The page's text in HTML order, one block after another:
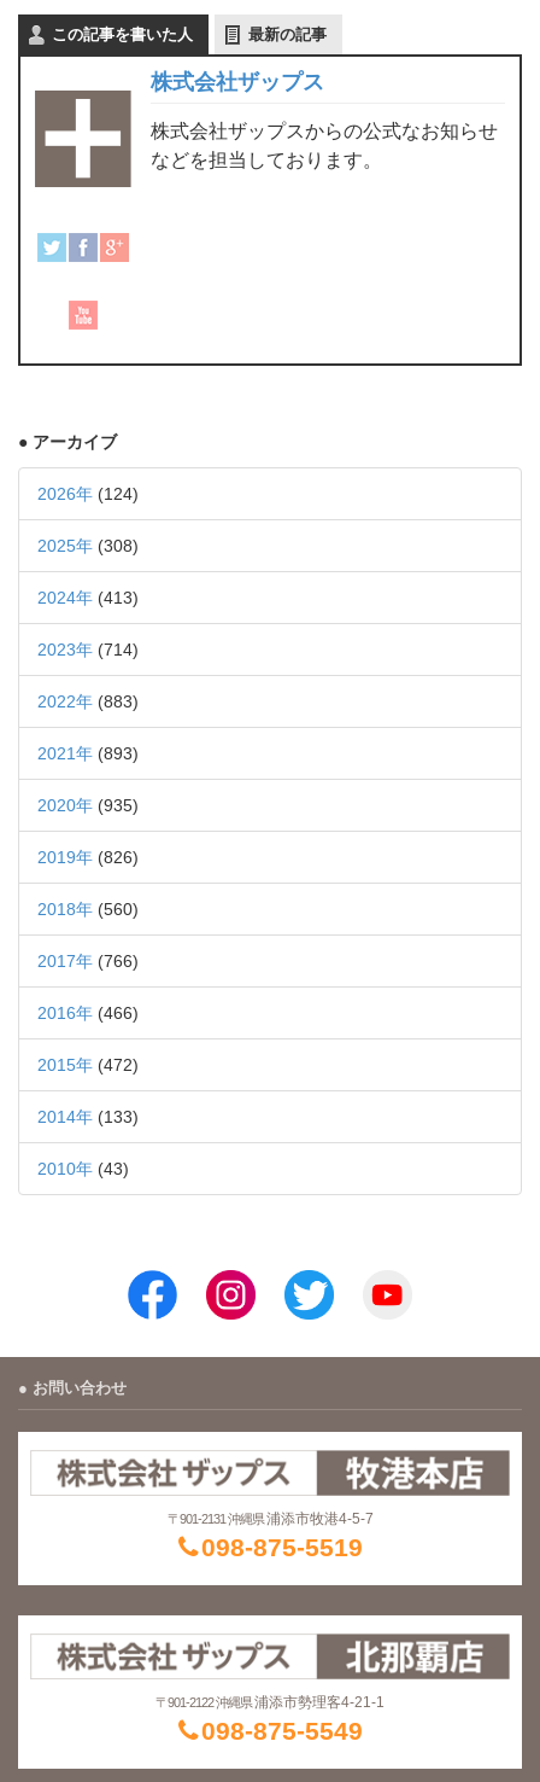
この記事を書いた人 最新の記事
株式会社ザップス
株式会社ザップスからの公式なお知らせ
などを担当しております。
● アーカイブ
2026年 (124)
2025年 (308)
2024年 (413)
2023年 (714)
2022年 (883)
2021年 (893)
2020年 (935)
2019年 (826)
2018年 (560)
2017年 (766)
2016年 (466)
2015年 (472)
2014年 (133)
2010年 (43)
お問い合わせ
〒901-2131 沖縄県 浦添市牧港4-5-7
098-875-5519
〒901-2122 沖縄県浦添市勢理客4-21-1
098-875-5549